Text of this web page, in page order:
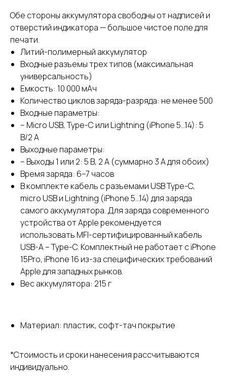
Обе стороны аккумулятора свободны от надписей и
отверстий индикатора — большое чистое поле для
печати.
Литий-полимерный аккумулятор
Входные разъемы трех типов (максимальная
универсальность)
Емкость: 10 000 мАч
Количество циклов заряда-разряда: не менее 500
Входные параметры:
– Micro USB, Type-C или Lightning (iPhone 5...14): 5
B/2 A
Выходные параметры:
– Выходы 1 или 2: 5 B, 2 A (суммарно 3 А для обоих)
Время заряда: 6–7 часов
В комплекте кабель с разъемами USB Type-C,
micro USB и Lightning (iPhone 5...14) для заряда
самого аккумулятора. Для заряда современного
устройства от Apple рекомендуется
использовать MFI-сертифицированный кабель
USB-A – Type-C. Комплектный не работает с iPhone
15Pro, iPhone 16 из-за специфических требований
Apple для западных рынков.
Вес аккумулятора: 215 г
Материал: пластик, софт-тач покрытие
*Стоимость и сроки нанесения рассчитываются
индивидуально.